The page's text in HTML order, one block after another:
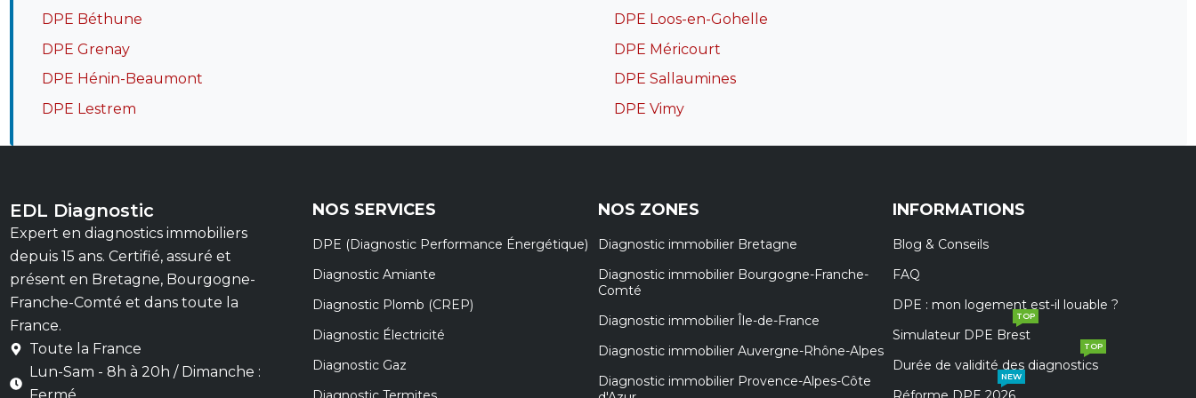
DPE Béthune
DPE Grenay
DPE Hénin-Beaumont
DPE Lestrem
DPE Loos-en-Gohelle
DPE Méricourt
DPE Sallaumines
DPE Vimy
EDL Diagnostic
Expert en diagnostics immobiliers
depuis 15 ans. Certifié, assuré et
présent en Bretagne, Bourgogne-
Franche-Comté et dans toute la
France.
Toute la France
Lun-Sam - 8h à 20h / Dimanche :
Fermé
NOS SERVICES
DPE (Diagnostic Performance Énergétique)
Diagnostic Amiante
Diagnostic Plomb (CREP)
Diagnostic Électricité
Diagnostic Gaz
NOS ZONES
Diagnostic immobilier Bretagne
Diagnostic immobilier Bourgogne-Franche-
Comté
Diagnostic immobilier Île-de-France
Diagnostic immobilier Auvergne-Rhône-Alpes
Diagnostic immobilier Provence-Alpes-Côte
INFORMATIONS
Blog & Conseils
FAQ
DPE : mon logement est-il louable ?
Simulateur DPE Brest
TOP
Durée de validité des diagnostics
TOP
NEW